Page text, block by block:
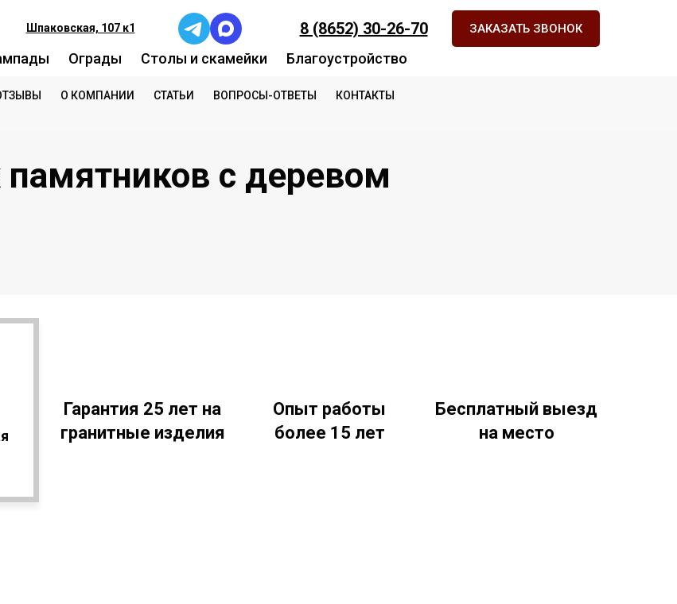
Шпаковская, 107 к1 8 (8652) 30-26-70 ЗАКАЗАТЬ ЗВОНОК
Ограды Столы и скамейки Благоустройство
О КОМПАНИИ СТАТЬИ ВОПРОСЫ-ОТВЕТЫ КОНТАКТЫ
памятников с деревом
Гарантия 25 лет на
гранитные изделия
Опыт работы
более 15 лет
Бесплатный выезд
на место